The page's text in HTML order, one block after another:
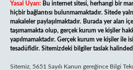
Yasal Uyarı: Bu internet sitesi, herhangi bir
hiçbir bağlantısı bulunmamaktadır. Sitede
makaleler paylaşılmaktadır. Burada yer alan
taşımamakta olup, gerçek kurum ve kişiler
yapılmamaktadır. Gerçek kurum ve kişiler ile
tesadüfidir. Sitemizdeki bilgiler taslak
Sitemiz, 5651 Sayılı Kanun gereğince Bilgi